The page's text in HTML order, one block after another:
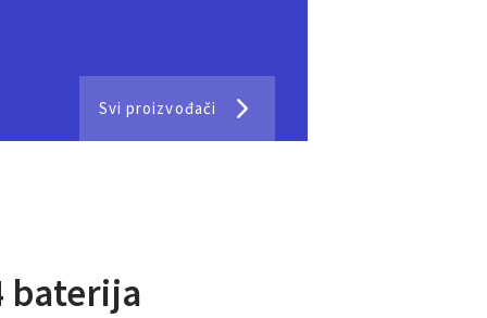
Svi proizvođači
baterija